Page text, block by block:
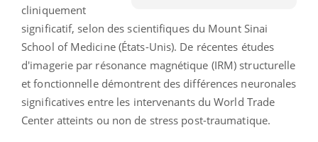
cliniquement
significatif, selon des scientifiques du Mount Sinai
School of Medicine (États-Unis). De récentes études
d'imagerie par résonance magnétique (IRM) structurelle
et fonctionnelle démontrent des différences neuronales
significatives entre les intervenants du World Trade
Center atteints ou non de stress post-traumatique.